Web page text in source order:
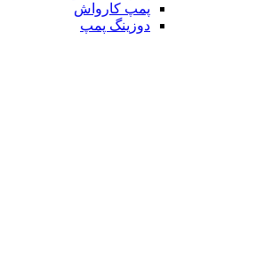
پمپ کارواش
دوزینگ پمپ